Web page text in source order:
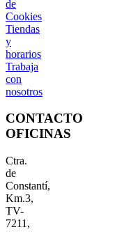
de
Cookies
Tiendas
y
horarios
Trabaja
con
nosotros
CONTACTO
OFICINAS
Ctra.
de
Constantí,
Km.3,
TV-
7211,